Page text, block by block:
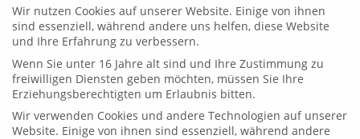
Beschreibung
Zusätzliche Informationen
Gewicht 180 g
134-146, 152-164, XS, S, M, L, XL, XXL,
Wir nutzen Cookies auf unserer Website. Einige von ihnen
sind essenziell, während andere uns helfen, diese Website
und Ihre Erfahrung zu verbessern.
Wenn Sie unter 16 Jahre alt sind und Ihre Zustimmung zu
freiwilligen Diensten geben möchten, müssen Sie Ihre
Erziehungsberechtigten um Erlaubnis bitten.
Wir verwenden Cookies und andere Technologien auf unserer
Website. Einige von ihnen sind essenziell, während andere